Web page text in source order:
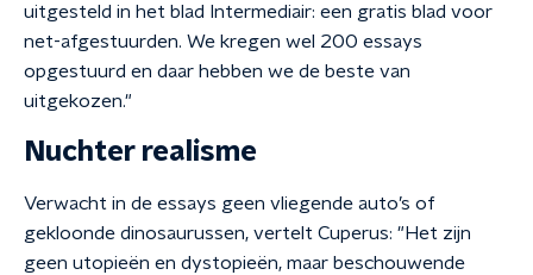
uitgesteld in het blad Intermediair: een gratis blad voor
net-afgestuurden. We kregen wel 200 essays
opgestuurd en daar hebben we de beste van
uitgekozen."
Nuchter realisme
Verwacht in de essays geen vliegende auto’s of
gekloonde dinosaurussen, vertelt Cuperus: "Het zijn
geen utopieën en dystopieën, maar beschouwende